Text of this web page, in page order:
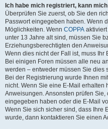
Ich habe mich registriert, kann
Überprüfen Sie zuerst, ob Sie den
Passwort eingegeben haben. Wenn
Möglichkeiten. Wenn COPPA
unter 13 Jahre alt sind, müssen Sie
Erziehungsberechtigten den
Wenn dies nicht der Fall ist, muss
Bei einigen Foren müssen alle neu
werden – entweder müssen Sie dies
Bei der Registrierung wurde Ihnen
nicht. Wenn Sie eine E-Mail erhalten
Anweisungen. Ansonsten prüfen
eingegeben haben oder die E-Mail
Wenn Sie sich sicher sind, dass Ihre
wurde, dann kontaktieren Sie einen